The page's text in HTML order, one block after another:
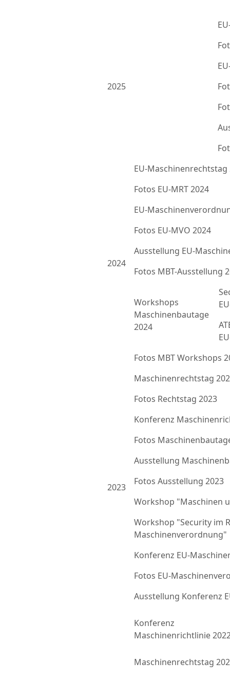
2025
2024
EU-Maschinenrechtstag
Fotos EU-MRT 2024
EU-
Fotos EU-MVO 2024
Ausstellung EU-
Fotos MBT-Ausstellung
Workshops
Maschinenbautage
2024
Fotos MBT Workshops
2023
Maschinenrechtstag
Fotos Rechtstag 2023
Konferenz
Fotos
Ausstellung
Fotos Ausstellung 2023
Workshop "Maschinen
Workshop "Security im
Maschinenverordnung"
Konferenz EU-
Fotos EU-
Ausstellung Konferenz
Konferenz
Maschinenrichtlinie
Maschinenrechtstag